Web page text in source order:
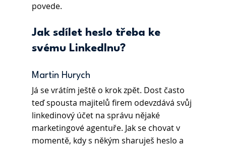
povede.
Jak sdílet heslo třeba ke
svému LinkedInu?
Martin Hurych
Já se vrátím ještě o krok zpět. Dost často
teď spousta majitelů firem odevzdává svůj
linkedinový účet na správu nějaké
marketingové agentuře. Jak se chovat v
momentě, kdy s někým sharuješ heslo a